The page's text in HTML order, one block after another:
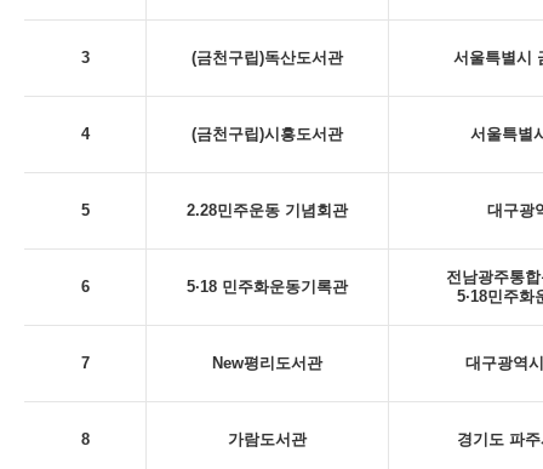
3 (금천구립)독산도서관 서울특별시
4 (금천구립)시흥도서관 서울특별
5 2.28민주운동 기념회관 대구광
6 5·18 민주화운동기록관
전남광주통
5·18민주화
7 New평리도서관 대구광역
8 가람도서관 경기도 파